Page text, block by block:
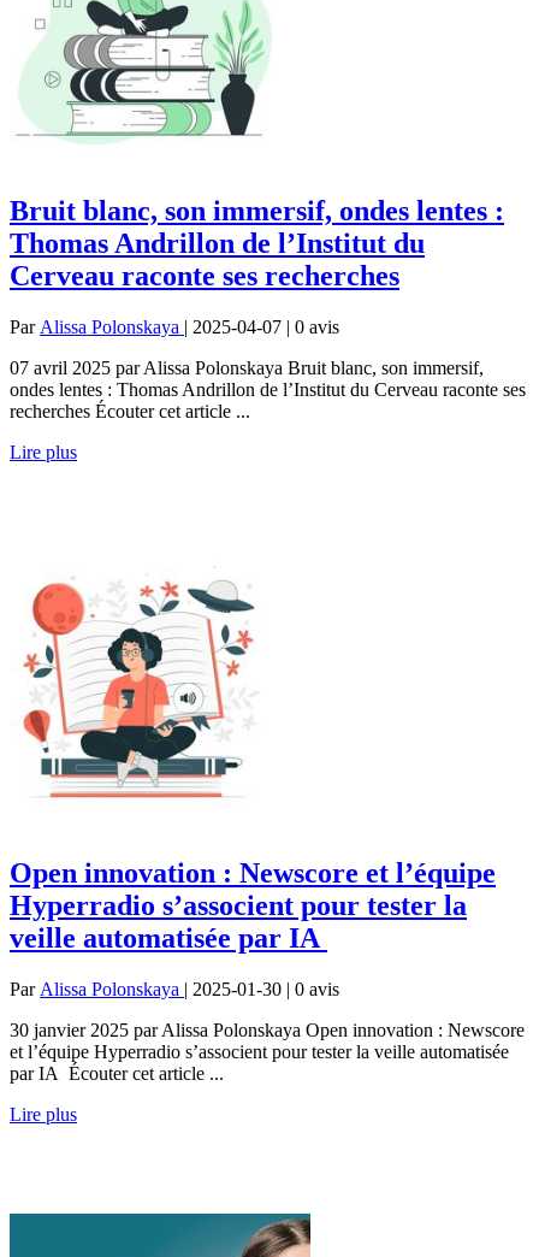
Bruit blanc, son immersif, ondes lentes :
Thomas Andrillon de l’Institut du
Cerveau raconte ses recherches
Par Alissa Polonskaya | 2025-04-07 | 0 avis
07 avril 2025 par Alissa Polonskaya Bruit blanc, son immersif,
ondes lentes : Thomas Andrillon de l’Institut du Cerveau raconte ses
recherches Écouter cet article ...
Lire plus
Open innovation : Newscore et l’équipe
Hyperradio s’associent pour tester la
veille automatisée par IA
Par Alissa Polonskaya | 2025-01-30 | 0 avis
30 janvier 2025 par Alissa Polonskaya Open innovation : Newscore
et l’équipe Hyperradio s’associent pour tester la veille automatisée
par IA Écouter cet article ...
Lire plus